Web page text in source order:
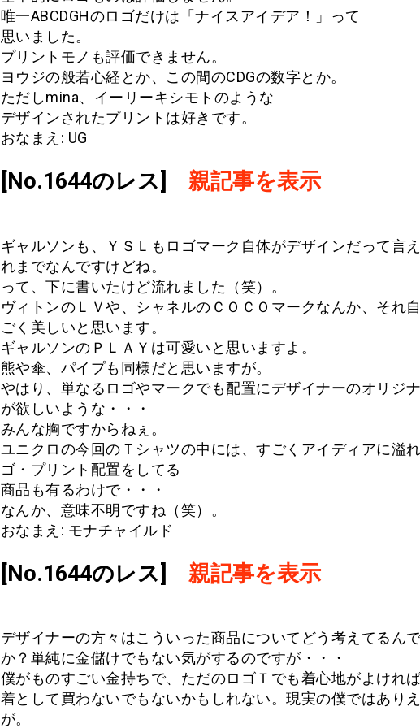
唯一ABCDGHのロゴだけは「ナイスアイデア！」って
思いました。
プリントモノも評価できません。
ヨウジの般若心経とか、この間のCDGの数字とか。
ただしmina、イーリーキシモトのような
デザインされたプリントは好きです。
おなまえ: UG
[No.1644のレス] 親記事を表示
ギャルソンも、ＹＳＬもロゴマーク自体がデザインだって言
れまでなんですけどね。
って、下に書いたけど流れました（笑）。
ヴィトンのＬＶや、シャネルのＣＯＣＯマークなんか、それ
ごく美しいと思います。
ギャルソンのＰＬＡＹは可愛いと思いますよ。
熊や傘、パイプも同様だと思いますが。
やはり、単なるロゴやマークでも配置にデザイナーのオリジ
が欲しいような・・・
みんな胸ですからねぇ。
ユニクロの今回のＴシャツの中には、すごくアイディアに溢
ゴ・プリント配置をしてる
商品も有るわけで・・・
なんか、意味不明ですね（笑）。
おなまえ: モナチャイルド
[No.1644のレス] 親記事を表示
デザイナーの方々はこういった商品についてどう考えてるん
か？単純に金儲けでもない気がするのですが・・・
僕がものすごい金持ちで、ただのロゴＴでも着心地がよけれ
着として買わないでもないかもしれない。現実の僕ではあり
が。